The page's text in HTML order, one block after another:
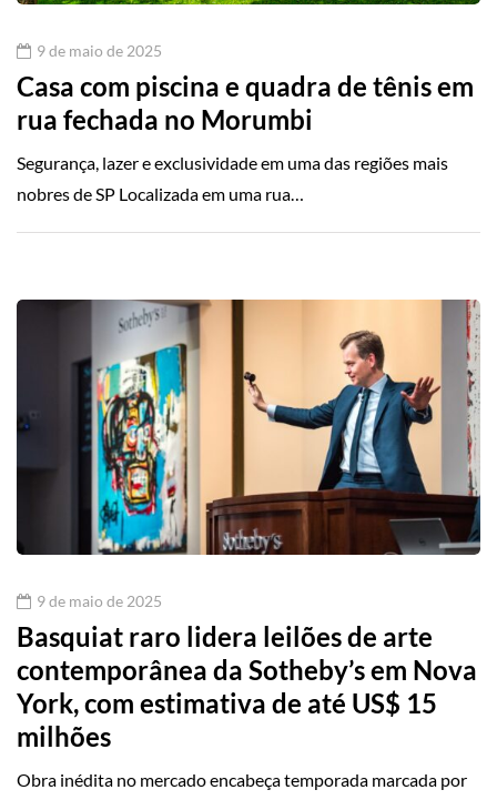
9 de maio de 2025
Casa com piscina e quadra de tênis em
rua fechada no Morumbi
Segurança, lazer e exclusividade em uma das regiões mais
nobres de SP Localizada em uma rua…
9 de maio de 2025
Basquiat raro lidera leilões de arte
contemporânea da Sotheby’s em Nova
York, com estimativa de até US$ 15
milhões
Obra inédita no mercado encabeça temporada marcada por